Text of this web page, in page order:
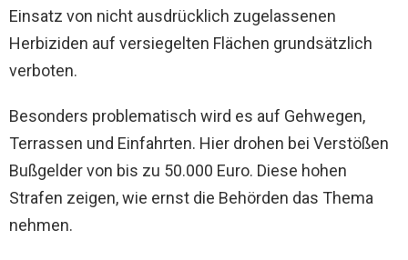
Einsatz von nicht ausdrücklich zugelassenen
Herbiziden auf versiegelten Flächen grundsätzlich
verboten.
Besonders problematisch wird es auf Gehwegen,
Terrassen und Einfahrten. Hier drohen bei Verstößen
Bußgelder von bis zu 50.000 Euro. Diese hohen
Strafen zeigen, wie ernst die Behörden das Thema
nehmen.